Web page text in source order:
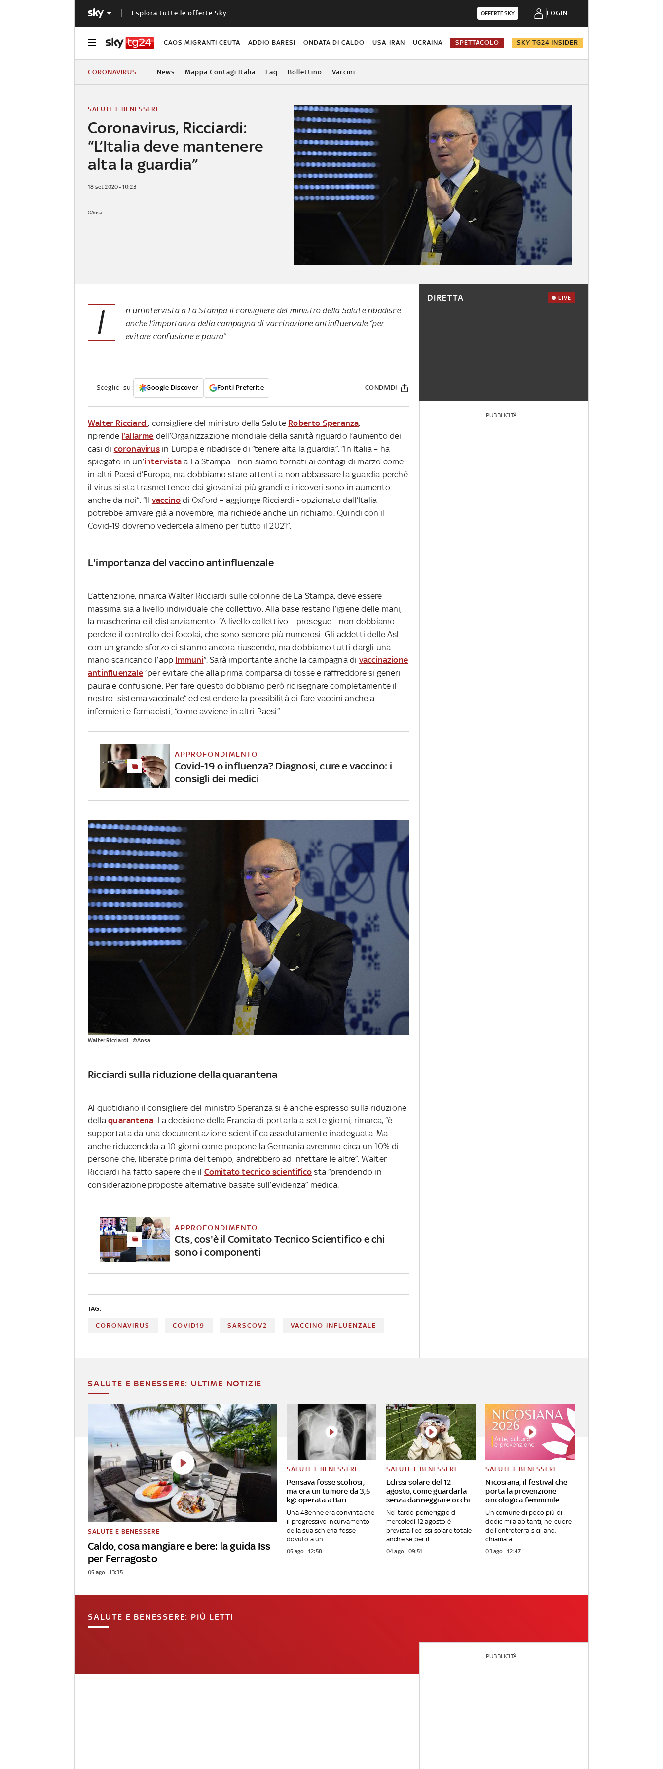
Esplora tutte le offerte Sky OFFERTE SKY LOGIN
CAOS MIGRANTI CEUTA ADDIO BARESI ONDATA DI CALDO USA-IRAN UCRAINA SPETTACOLO SKY TG24 INSIDER
CORONAVIRUS News Mappa Contagi Italia Faq Bollettino Vaccini
Coronavirus, Ricciardi:
“L’Italia deve mantenere
alta la guardia”
SALUTE E BENESSERE
18 set 2020 - 10:23
©Ansa
I
n un’intervista a La Stampa il consigliere del ministro della Salute ribadisce
anche l’importanza della campagna di vaccinazione antinfluenzale “per
evitare confusione e paura”
Sceglici su: Google Discover Fonti Preferite CONDIVIDI
Walter Ricciardi, consigliere del ministro della Salute Roberto Speranza,
riprende l’allarme dell’Organizzazione mondiale della sanità riguardo l’aumento dei
casi di coronavirusin Europa e ribadisce di “tenere alta la guardia”. “In Italia – ha
spiegato in un’intervista a La Stampa - non siamo tornati ai contagi di marzo come
in altri Paesi d’Europa, ma dobbiamo stare attenti a non abbassare la guardia perché
il virus si sta trasmettendo dai giovani ai più grandi e i ricoveri sono in aumento
anche da noi”. “Il vaccino di Oxford – aggiunge Ricciardi - opzionato dall’Italia
potrebbe arrivare già a novembre, ma richiede anche un richiamo. Quindi con il
Covid-19 dovremo vedercela almeno per tutto il 2021”.
L'importanza del vaccino antinfluenzale
L’attenzione, rimarca Walter Ricciardi sulle colonne de La Stampa, deve essere
massima sia a livello individuale che collettivo. Alla base restano l’igiene delle mani,
la mascherina e il distanziamento. “A livello collettivo – prosegue - non dobbiamo
perdere il controllo dei focolai, che sono sempre più numerosi. Gli addetti delle Asl
con un grande sforzo ci stanno ancora riuscendo, ma dobbiamo tutti dargli una
mano scaricando l’app Immuni”. Sarà importante anche la campagna di vaccinazione
antinfluenzale“per evitare che alla prima comparsa di tosse e raffreddore si generi
paura e confusione. Per fare questo dobbiamo però ridisegnare completamente il
nostro sistema vaccinale” ed estendere la possibilità di fare vaccini anche a
infermieri e farmacisti, “come avviene in altri Paesi”.
APPROFONDIMENTO
Covid-19 o influenza? Diagnosi, cure e vaccino: i
consigli dei medici
Walter Ricciardi - ©Ansa
Ricciardi sulla riduzione della quarantena
Al quotidiano il consigliere del ministro Speranza si è anche espresso sulla riduzione
dellaquarantena . La decisione della Francia di portarla a sette giorni, rimarca, “è
supportata da una documentazione scientifica assolutamente inadeguata. Ma
anche riducendola a 10 giorni come propone la Germania avremmo circa un 10% di
persone che, liberate prima del tempo, andrebbero ad infettare le altre”. Walter
Ricciardi ha fatto sapere che il Comitato tecnico scientifico sta “prendendo in
considerazione proposte alternative basate sull’evidenza” medica.
APPROFONDIMENTO
Cts, cos'è il Comitato Tecnico Scientifico e chi
sono i componenti
TAG:
CORONAVIRUS COVID19 SARSCOV2 VACCINO INFLUENZALE
DIRETTA LIVE
PUBBLICITÀ
SALUTE E BENESSERE: ULTIME NOTIZIE
Caldo, cosa mangiare e bere: la guida Iss
per Ferragosto
SALUTE E BENESSERE
05 ago - 13:35
Pensava fosse scoliosi,
ma era un tumore da 3,5
kg: operata a Bari
SALUTE E BENESSERE
Una 48enne era convinta che
il progressivo incurvamento
della sua schiena fosse
dovuto a un...
05 ago - 12:58
Eclissi solare del 12
agosto, come guardarla
senza danneggiare occhi
SALUTE E BENESSERE
Nel tardo pomeriggio di
mercoledì 12 agosto è
prevista l'eclissi solare totale
anche se per il...
04 ago - 09:51
Nicosiana, il festival che
porta la prevenzione
oncologica femminile
SALUTE E BENESSERE
Un comune di poco più di
dodicimila abitanti, nel cuore
dell'entroterra siciliano,
chiama a...
03 ago - 12:47
SALUTE E BENESSERE: PIÙ LETTI
PUBBLICITÀ